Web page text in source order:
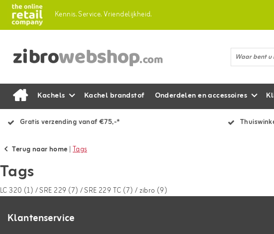
Kennis.Service.Vriendelijkheid.
Kachels Kachel brandstof Onderdelen en accessoires
Gratis verzending vanaf €75,-*
Terug naar home | Tags
Tags
LC 320 (1) /SRE 229 (7) /SRE 229 TC (7) /zibro (9)
Klantenservice